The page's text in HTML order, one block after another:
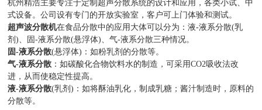
杭州精浩主要专注于定制超声分散系统的设计和应用，各类小试、中
式设备。公司设有专门的开放实验室，客户可上门体验和测试。
超声波分散机在食品分散中的应用大体可以分为：液-液系分散(乳
剂)、固-液系分散(悬浮体)、气-液系分散三种情况。
固-液系分散(悬浮体)：如粉乳剂的分散等。
气-液系分散 ：如碳酸化合物饮料水的制造，可采用CO2吸收法改
进，从而使稳定性提高。
液-液系分散(乳剂)：如将酥油乳化，制成乳糖；酱汁制造时，原料的
分散等。